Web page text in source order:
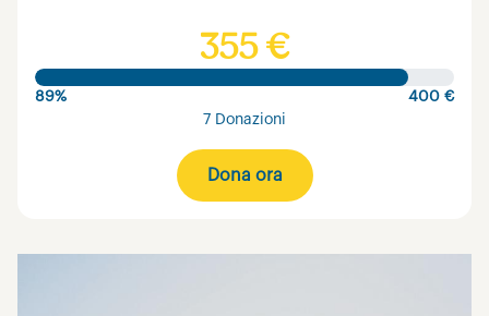
355 €
89%
400 €
7 Donazioni
Dona ora